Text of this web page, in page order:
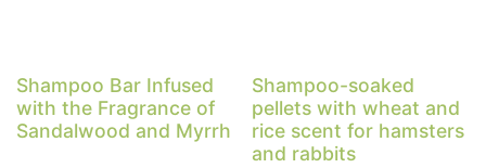
Shampoo Bar Infused
with the Fragrance of
Sandalwood and Myrrh
Shampoo-soaked
pellets with wheat and
rice scent for hamsters
and rabbits